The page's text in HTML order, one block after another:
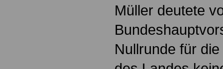
Müller deutete
Nullrunde für